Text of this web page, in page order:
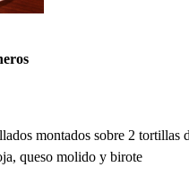
montados sobre 2 tortillas
queso molido y birote